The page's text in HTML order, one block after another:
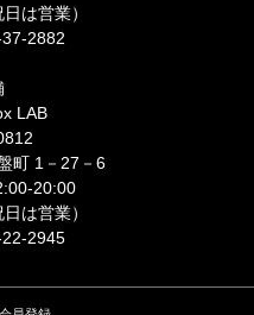
は営業）
2882
LAB
町 1－27－6
20:00
は営業）
2945